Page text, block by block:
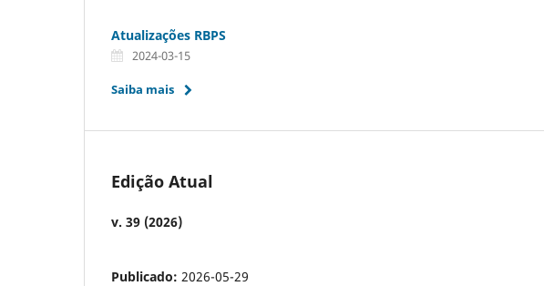
Atualizações RBPS
2024-03-15
Saiba mais
Edição Atual
v. 39 (2026)
Publicado: 2026-05-29